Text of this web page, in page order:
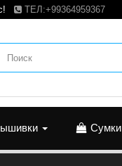
ТЕЛ:+99364959367
Сумки